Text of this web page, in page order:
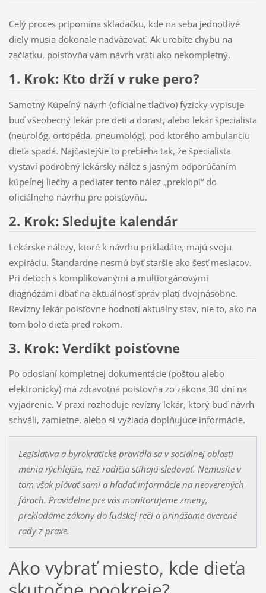
Celý proces pripomína skladačku, kde na seba jednotlivé
diely musia dokonale nadväzovať. Ak urobíte chybu na
začiatku, poisťovňa vám návrh vráti ako nekompletný.
1. Krok: Kto drží v ruke pero?
Samotný Kúpeľný návrh (oficiálne tlačivo) fyzicky vypisuje
buď všeobecný lekár pre deti a dorast, alebo lekár špecialista
(neurológ, ortopéda, pneumológ), pod ktorého ambulanciu
dieťa spadá. Najčastejšie to prebieha tak, že špecialista
vystaví podrobný lekársky nález s jasným odporúčaním
kúpeľnej liečby a pediater tento nález „preklopí“ do
oficiálneho návrhu pre poisťovňu.
2. Krok: Sledujte kalendár
Lekárske nálezy, ktoré k návrhu prikladáte, majú svoju
expiráciu. Štandardne nesmú byť staršie ako šesť mesiacov.
Pri deťoch s komplikovanými a multiorgánovými
diagnózami dbať na aktuálnosť správ platí dvojnásobne.
Revízny lekár poisťovne hodnotí aktuálny stav, nie to, ako na
tom bolo dieťa pred rokom.
3. Krok: Verdikt poisťovne
Po odoslaní kompletnej dokumentácie (poštou alebo
elektronicky) má zdravotná poisťovňa zo zákona 30 dní na
vyjadrenie. V praxi rozhoduje revízny lekár, ktorý buď návrh
schváli, zamietne, alebo si vyžiada doplňujúce informácie.
Legislatíva a byrokratické pravidlá sa v sociálnej oblasti
menia rýchlejšie, než rodičia stíhajú sledovať. Nemusíte v
tom však plávať sami a hľadať informácie na neoverených
fórach. Pravidelne pre vás monitorujeme zmeny,
prekladáme zákony do ľudskej reči a prinášame overené
rady z praxe.
Ako vybrať miesto, kde dieťa